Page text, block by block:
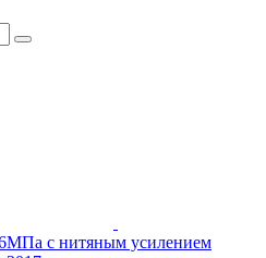
с нитяным усилением